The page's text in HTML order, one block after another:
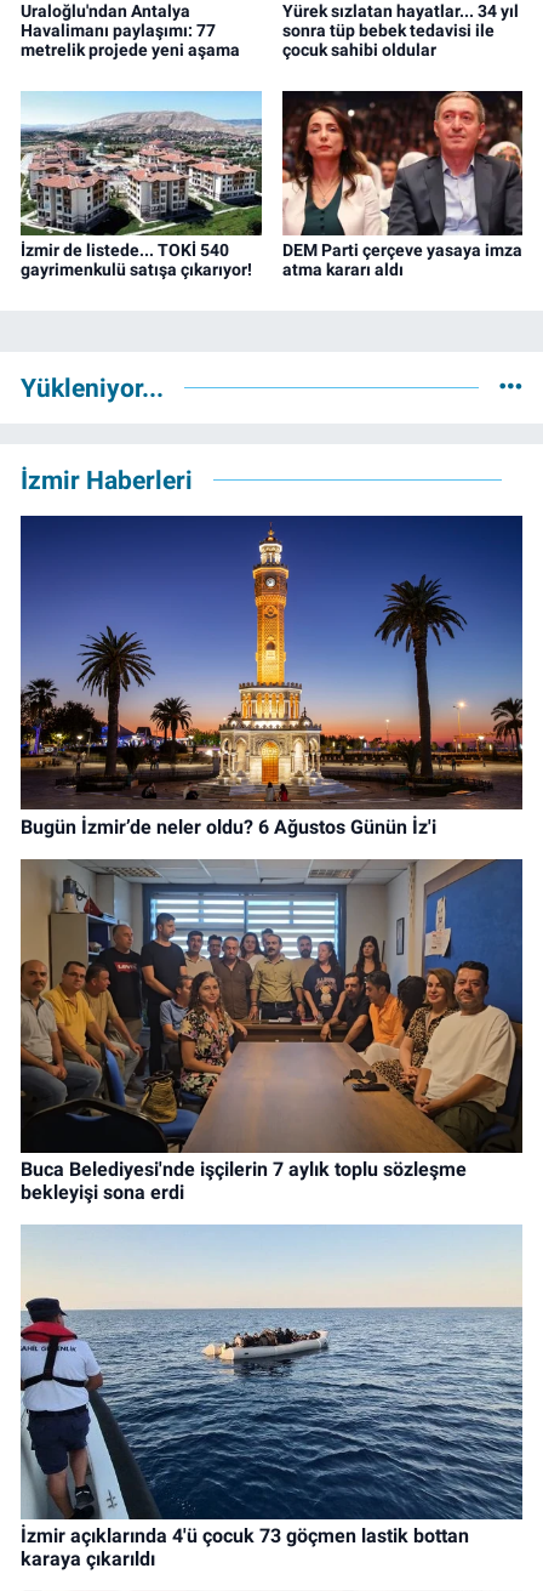
Uraloğlu'ndan Antalya
Havalimanı paylaşımı: 77
metrelik projede yeni aşama
Yürek sızlatan hayatlar... 34 yıl
sonra tüp bebek tedavisi ile
çocuk sahibi oldular
İzmir de listede... TOKİ 540
gayrimenkulü satışa çıkarıyor!
DEM Parti çerçeve yasaya imza
atma kararı aldı
Yükleniyor...
İzmir Haberleri
Bugün İzmir’de neler oldu? 6 Ağustos Günün İz'i
Buca Belediyesi'nde işçilerin 7 aylık toplu sözleşme
bekleyişi sona erdi
İzmir açıklarında 4'ü çocuk 73 göçmen lastik bottan
karaya çıkarıldı